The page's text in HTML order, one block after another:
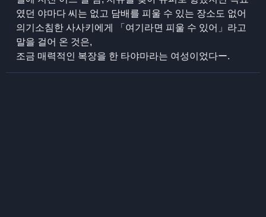
였던 야마다 씨는 없고 담배를 피울 수 있는 장소도 없어
의기소침한 사사키에게 「여기라면 피울 수 있어」라고
말을 걸어 온 것은,
조금 매력적인 복장을 한 타야마라는 여성이었다ー.